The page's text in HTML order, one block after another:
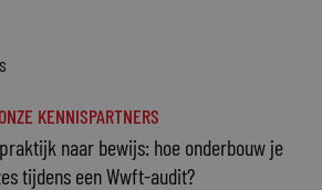
KENNISPARTNERS
naar bewijs: hoe onderbouw je
tijdens een Wwft-audit?